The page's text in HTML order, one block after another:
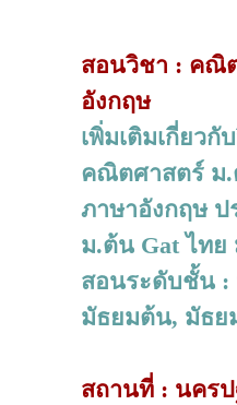
สอนวิชา : คณิ
อังกฤษ
เพิ่มเติมเกี่ยว
คณิตศาสตร์ ม.
ภาษาอังกฤษ ป
ม.ต้น Gat ไทย
สอนระดับชั้น :
มัธยมต้น, มัธย
สถานที่ : นคร